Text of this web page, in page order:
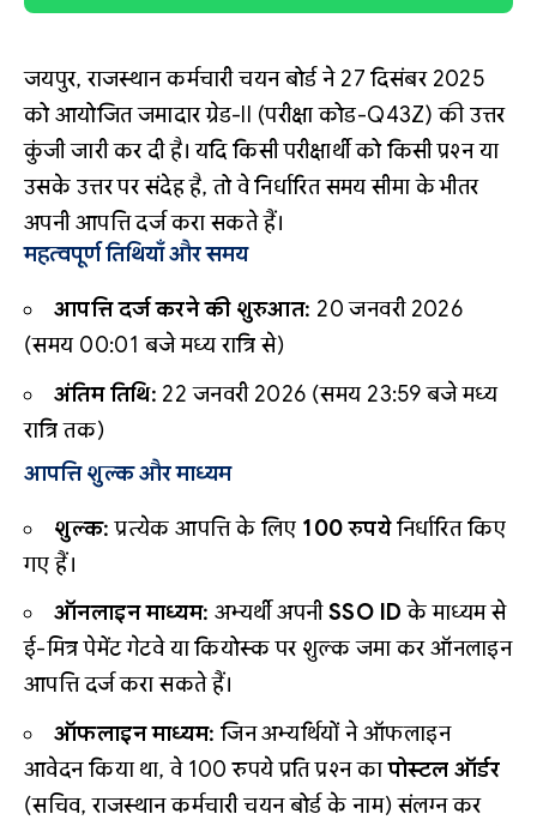
जयपुर, राजस्थान कर्मचारी चयन बोर्ड ने 27 दिसंबर 2025
को आयोजित जमादार ग्रेड-II (परीक्षा कोड-Q43Z) की उत्तर
कुंजी जारी कर दी है। यदि किसी परीक्षार्थी को किसी प्रश्न या
उसके उत्तर पर संदेह है, तो वे निर्धारित समय सीमा के भीतर
अपनी आपत्ति दर्ज करा सकते हैं।
महत्वपूर्ण तिथियाँ और समय
आपत्ति दर्ज करने की शुरुआत: 20 जनवरी 2026
(समय 00:01 बजे मध्य रात्रि से)
अंतिम तिथि: 22 जनवरी 2026 (समय 23:59 बजे मध्य
रात्रि तक)
आपत्ति शुल्क और माध्यम
शुल्क: प्रत्येक आपत्ति के लिए 100 रुपयेनिर्धारित किए
गए हैं।
ऑनलाइन माध्यम: अभ्यर्थी अपनीSSO ID के माध्यम से
ई-मित्र पेमेंट गेटवे या कियोस्क पर शुल्क जमा कर ऑनलाइन
आपत्ति दर्ज करा सकते हैं।
ऑफलाइन माध्यम: जिन अभ्यर्थियों ने ऑफलाइन
आवेदन किया था, वे 100 रुपये प्रति प्रश्न कापोस्टल ऑर्डर
(सचिव, राजस्थान कर्मचारी चयन बोर्ड के नाम) संलग्न कर